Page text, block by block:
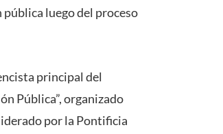
luego del proceso
principal del
Pública”, organizado
por la Pontificia